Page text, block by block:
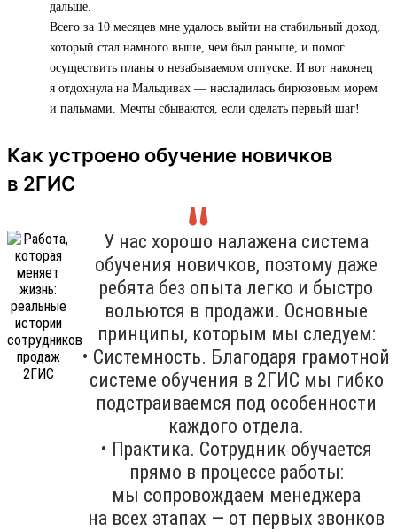
дальше.
Всего за 10 месяцев мне удалось выйти на стабильный доход,
который стал намного выше, чем был раньше, и помог
осуществить планы о незабываемом отпуске. И вот наконец
я отдохнула на Мальдивах — насладилась бирюзовым морем
и пальмами. Мечты сбываются, если сделать первый шаг!
Как устроено обучение новичков
в 2ГИС
У нас хорошо налажена система
обучения новичков, поэтому даже
ребята без опыта легко и быстро
вольются в продажи. Основные
принципы, которым мы следуем:
• Системность. Благодаря грамотной
системе обучения в 2ГИС мы гибко
подстраиваемся под особенности
каждого отдела.
• Практика. Сотрудник обучается
прямо в процессе работы:
мы сопровождаем менеджера
на всех этапах — от первых звонков